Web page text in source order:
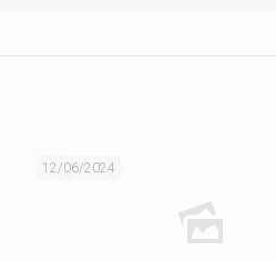
12/06/2024